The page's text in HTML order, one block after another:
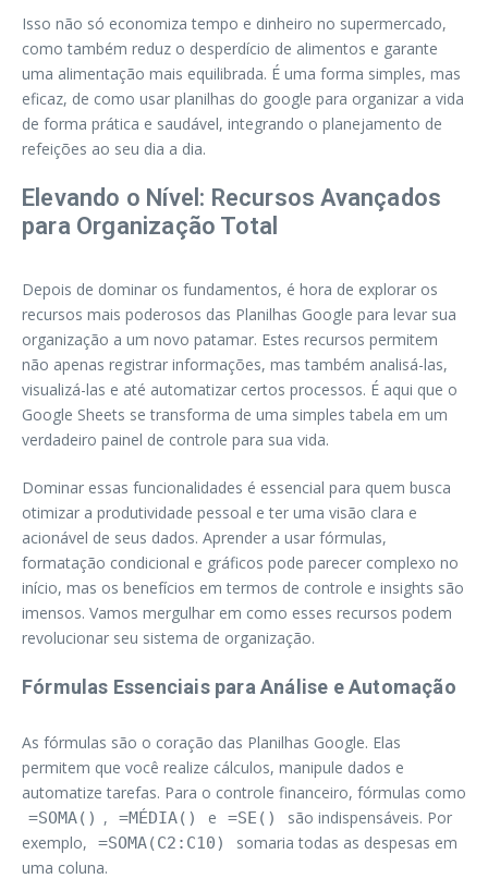
Isso não só economiza tempo e dinheiro no supermercado,
como também reduz o desperdício de alimentos e garante
uma alimentação mais equilibrada. É uma forma simples, mas
eficaz, de como usar planilhas do google para organizar a vida
de forma prática e saudável, integrando o planejamento de
refeições ao seu dia a dia.
Elevando o Nível: Recursos Avançados
para Organização Total
Depois de dominar os fundamentos, é hora de explorar os
recursos mais poderosos das Planilhas Google para levar sua
organização a um novo patamar. Estes recursos permitem
não apenas registrar informações, mas também analisá-las,
visualizá-las e até automatizar certos processos. É aqui que o
Google Sheets se transforma de uma simples tabela em um
verdadeiro painel de controle para sua vida.
Dominar essas funcionalidades é essencial para quem busca
otimizar a produtividade pessoal e ter uma visão clara e
acionável de seus dados. Aprender a usar fórmulas,
formatação condicional e gráficos pode parecer complexo no
início, mas os benefícios em termos de controle e insights são
imensos. Vamos mergulhar em como esses recursos podem
revolucionar seu sistema de organização.
Fórmulas Essenciais para Análise e Automação
As fórmulas são o coração das Planilhas Google. Elas
permitem que você realize cálculos, manipule dados e
automatize tarefas. Para o controle financeiro, fórmulas como
=SOMA() , =MÉDIA() e =SE()
são indispensáveis. Por
exemplo,
=SOMA(C2:C10)
somaria todas as despesas em
uma coluna.